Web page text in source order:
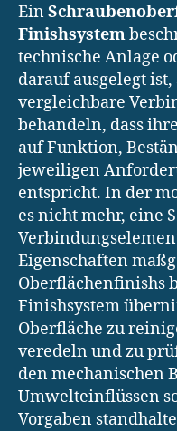
Ein
Finishsystem
technische Anlage
darauf ausgelegt
vergleichbare
behandeln, dass
auf Funktion,
jeweiligen
entspricht. In der
es nicht mehr, eine
Eigenschaften
Oberflächenfinishs
Finishsystem
Oberfläche zu
veredeln und zu
den mechanischen
Umwelteinflüssen
Vorgaben